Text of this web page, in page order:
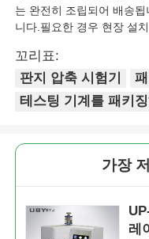
는 완전히 조립되어 배송
니다.필요한 경우 현장 설치
꼬리표:
판지 압축 시험기
테스팅 기계를 패키징
가장
레